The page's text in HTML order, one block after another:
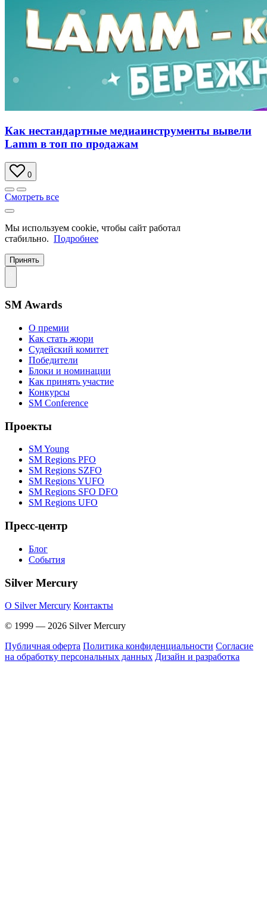
Как нестандартные медиаинструменты вывели
Lamm в топ по продажам
0
Смотреть все
Мы используем cookie, чтобы сайт работал
стабильно. Подробнее
Принять
SM Awards
О премии
Как стать жюри
Судейский комитет
Победители
Блоки и номинации
Как принять участие
Конкурсы
SM Conference
Проекты
SM Young
SM Regions PFO
SM Regions SZFO
SM Regions YUFO
SM Regions SFO DFO
SM Regions UFO
Пресс-центр
Блог
События
Silver Mercury
O Silver Mercury Контакты
© 1999 — 2026 Silver Mercury
Публичная оферта Политика конфиденциальности Согласие
на обработку персональных данных Дизайн и разработка